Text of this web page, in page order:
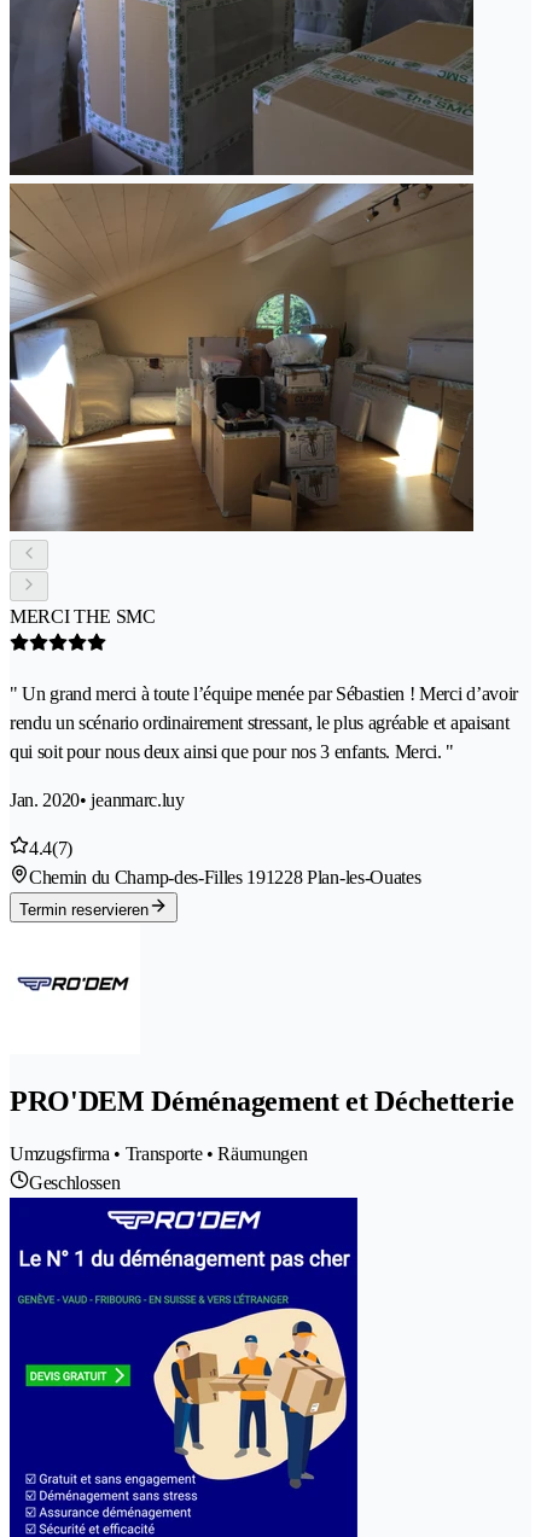
MERCI THE SMC
" Un grand merci à toute l’équipe menée par Sébastien ! Merci d’avoir
rendu un scénario ordinairement stressant, le plus agréable et apaisant
qui soit pour nous deux ainsi que pour nos 3 enfants. Merci. "
Jan. 2020• jeanmarc.luy
4.4(7)
Chemin du Champ-des-Filles 191228 Plan-les-Ouates
Termin reservieren
PRO'DEM Déménagement et Déchetterie
Umzugsfirma • Transporte • Räumungen
Geschlossen